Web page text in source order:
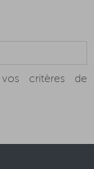
critères de